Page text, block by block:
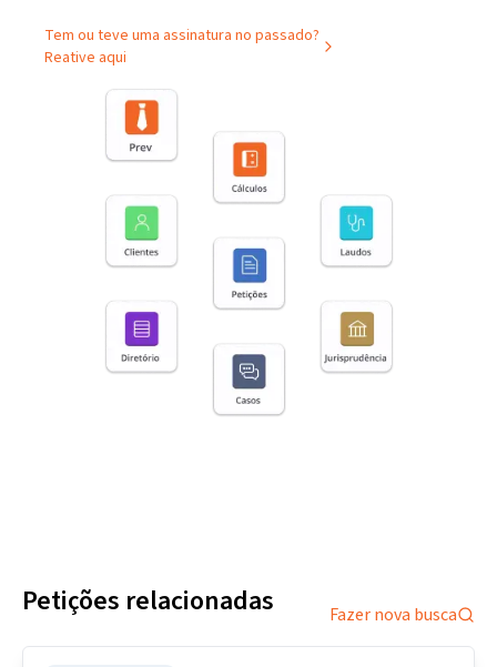
Tem ou teve uma assinatura no passado?
Reative aqui
Petições relacionadas Fazer nova busca